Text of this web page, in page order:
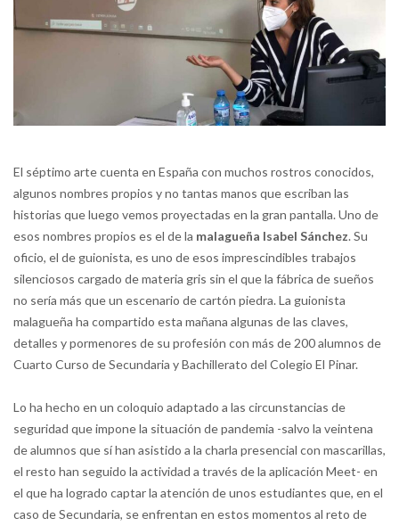
El séptimo arte cuenta en España con muchos rostros conocidos,
algunos nombres propios y no tantas manos que escriban las
historias que luego vemos proyectadas en la gran pantalla. Uno de
esos nombres propios es el de la malagueña Isabel Sánchez. Su
oficio, el de guionista, es uno de esos imprescindibles trabajos
silenciosos cargado de materia gris sin el que la fábrica de sueños
no sería más que un escenario de cartón piedra. La guionista
malagueña ha compartido esta mañana algunas de las claves,
detalles y pormenores de su profesión con más de 200 alumnos de
Cuarto Curso de Secundaria y Bachillerato del Colegio El Pinar.
Lo ha hecho en un coloquio adaptado a las circunstancias de
seguridad que impone la situación de pandemia -salvo la veintena
de alumnos que sí han asistido a la charla presencial con mascarillas,
el resto han seguido la actividad a través de la aplicación Meet- en
el que ha logrado captar la atención de unos estudiantes que, en el
caso de Secundaria, se enfrentan en estos momentos al reto de